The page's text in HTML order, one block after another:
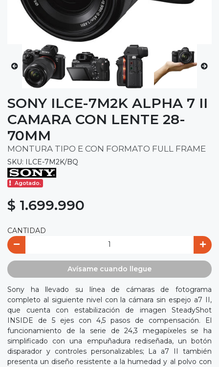
SONY ILCE-7M2K ALPHA 7 II
CAMARA CON LENTE 28-
70MM
MONTURA TIPO E CON FORMATO FULL FRAME
SKU: ILCE-7M2K/BQ
Agotado.
$ 1.699.990
CANTIDAD
Avísame cuando llegue
Sony ha llevado su línea de cámaras de fotograma
completo al siguiente nivel con la cámara sin espejo a7 II,
que cuenta con estabilización de imagen SteadyShot
INSIDE de 5 ejes con 4,5 pasos de compensación. El
funcionamiento de la serie de 24,3 megapíxeles se ha
simplificado con una empuñadura rediseñada, un botón
disparador y controles personalizables; La a7 II también
presenta un diseño resistente a la humedad y al polvo con